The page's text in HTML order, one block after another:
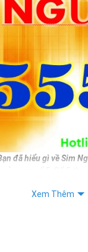
đã hiểu gì về Sim
Xem Thêm